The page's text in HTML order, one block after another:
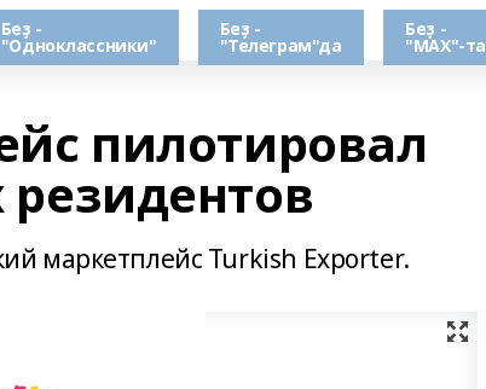
Беҙ -
"Одноклассники"
Беҙ -
"Телеграм"да
Беҙ -
"МАХ"-та
пилотировал
маркетплейс Turkish Exporter.